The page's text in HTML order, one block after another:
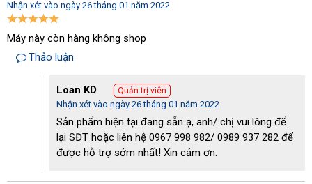
lên. Hút càng khô càng tốt.
Vệ sinh máy cho sạch
- Đầu tiên, người dùng cần rút phích cắm ra khỏi nguồn điện.
- Giặt xong thì bạn nên vệ sinh máy cho sạch.
- Tháo đầu máy, đổ nước dơ, bụi bẩn và cát, sau đó rửa sạch
Nhận xét vào ngày 26 tháng 01 năm 2022
Máy này còn hàng không shop
Thảo luận
Loan KD Quản trị viên
Nhận xét vào ngày 26 tháng 01 năm 2022
Sản phẩm hiện tại đang sẵn ạ, anh/ chị vui lòng để
lại SĐT hoặc liên hệ 0967 998 982/ 0989 937 282 để
được hỗ trợ sớm nhất! Xin cảm ơn.